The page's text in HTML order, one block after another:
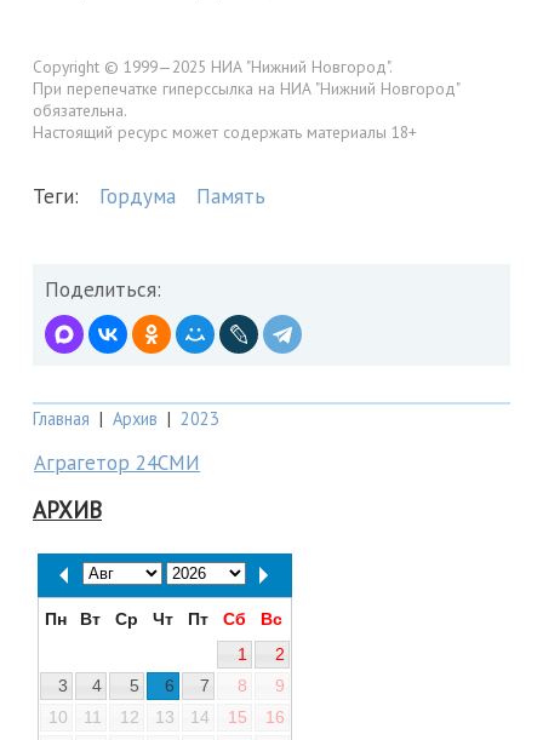
Copyright © 1999—2025 НИА "Нижний Новгород".
При перепечатке гиперссылка на НИА "Нижний Новгород"
обязательна.
Настоящий ресурс может содержать материалы 18+
Теги: Гордума Память
Поделиться:
Главная | Архив | 2023
Аграгетор 24СМИ
АРХИВ
Пн Вт Ср Чт Пт Сб
Вс
1
2
3
4 5 6 7 8
9
10
11 12 13 14 15
16